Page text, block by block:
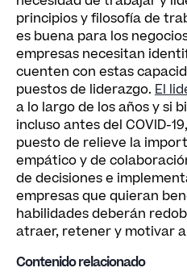
principios y filosofía de
es buena para los
empresas necesitan
cuenten con estas
puestos de liderazgo. El
a lo largo de los años y si
incluso antes del COVID-
puesto de relieve la
empático y de
de decisiones e
empresas que quieran
habilidades deberán
atraer, retener y motivar
Contenido relacionado